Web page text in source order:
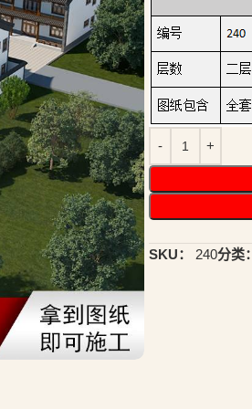
SKU： 240分类：